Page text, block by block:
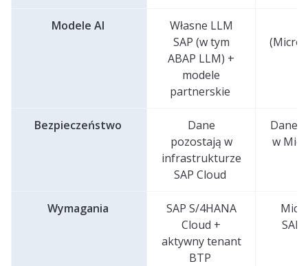
Modele AI
Własne LLM
SAP (w tym
ABAP LLM) +
modele
partnerskie
Bezpieczeństwo
Dane
pozostają w
infrastrukturze
SAP Cloud
Dane
w
Wymagania
SAP S/4HANA
Cloud +
aktywny tenant
BTP